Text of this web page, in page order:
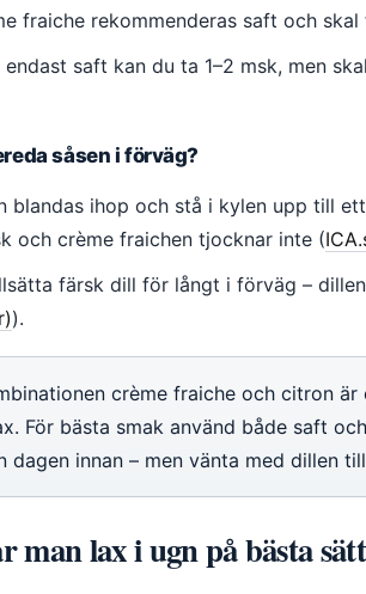
fraiche rekommenderas saft och
endast saft kan du ta 1–2 msk, men
såsen i förväg?
blandas ihop och stå i kylen upp till
och crème fraichen tjocknar inte (
färsk dill för långt i förväg –
).
crème fraiche och citron
För bästa smak använd både saft
dagen innan – men vänta med dillen
man lax i ugn på bästa